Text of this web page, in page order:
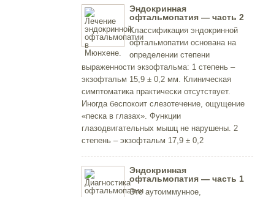
Эндокринная
офтальмопатия — часть 2
Классификация эндокринной
офтальмопатии основана на
определении степени
выраженности экзофтальма: 1 степень –
экзофтальм 15,9 ± 0,2 мм. Клиническая
симптоматика практически отсутствует.
Иногда беспокоит слезотечение, ощущение
«песка в глазах». Функции
глазодвигательных мышц не нарушены. 2
степень – экзофтальм 17,9 ± 0,2
Эндокринная
офтальмопатия — часть 1
Это аутоиммунное,